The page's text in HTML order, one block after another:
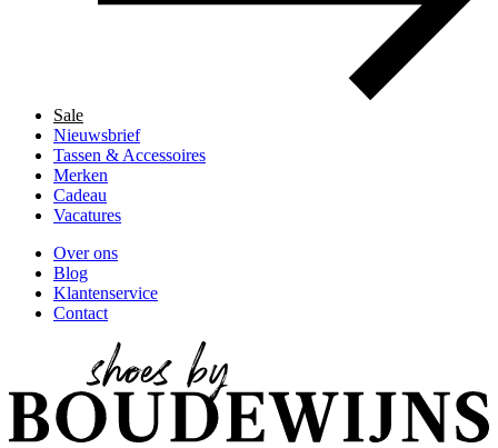
Sale
Nieuwsbrief
Tassen & Accessoires
Merken
Cadeau
Vacatures
Over ons
Blog
Klantenservice
Contact